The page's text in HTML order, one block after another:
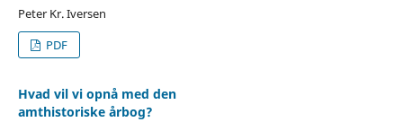
Peter Kr. Iversen
PDF
Hvad vil vi opnå med den
amthistoriske årbog?